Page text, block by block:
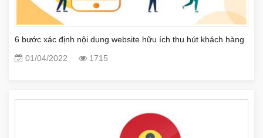
6 bước xác định nội dung website hữu ích thu hút khách hàng
01/04/2022
1715